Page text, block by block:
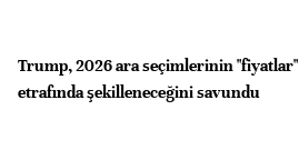
Trump, 2026 ara seçimlerinin "fiyatlar"
etrafında şekilleneceğini savundu